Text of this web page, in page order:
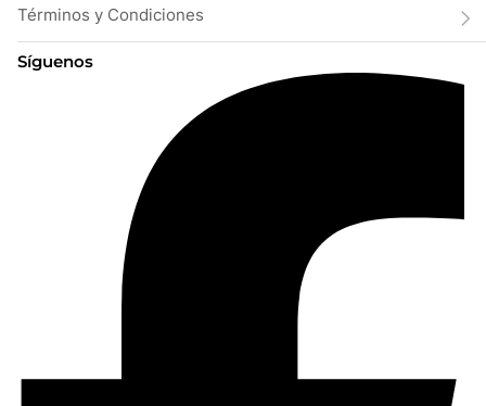
Términos y Condiciones
Síguenos